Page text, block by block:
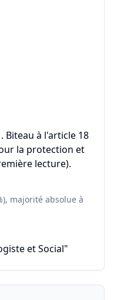
Biteau à l'article 18
la protection et
lecture).
majorité absolue à
et Social"